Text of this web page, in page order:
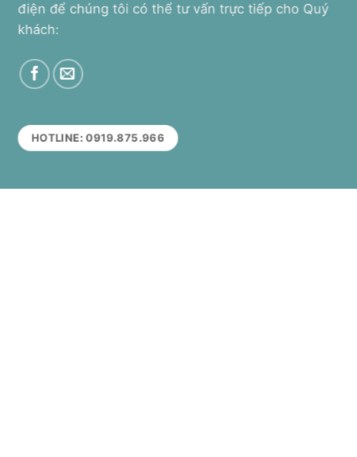
điện để chúng tôi có thể tư vấn trực tiếp cho Quý
khách:
HOTLINE: 0919.875.966